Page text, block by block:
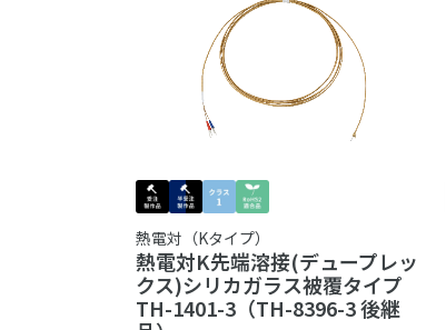
熱電対（Kタイプ）
熱電対K先端溶接(デュープレッ
クス)シリカガラス被覆タイプ
TH-1401-3（TH-8396-3 後継